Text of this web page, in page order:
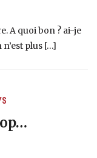
A quoi bon ? ai-je
plus […]